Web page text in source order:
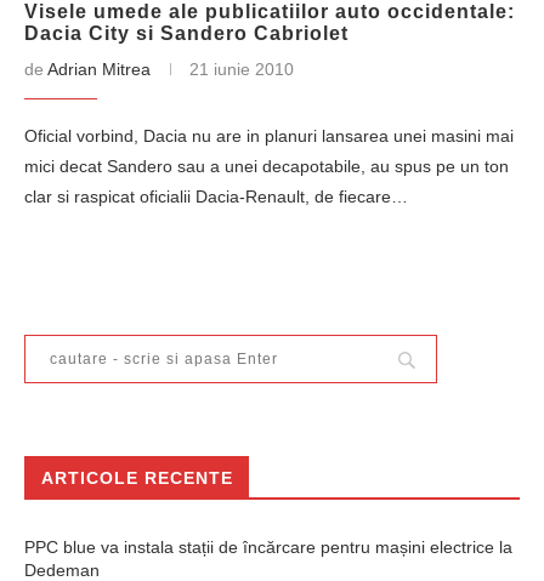
Visele umede ale publicatiilor auto occidentale:
Dacia City si Sandero Cabriolet
de Adrian Mitrea 21 iunie 2010
Oficial vorbind, Dacia nu are in planuri lansarea unei masini mai
mici decat Sandero sau a unei decapotabile, au spus pe un ton
clar si raspicat oficialii Dacia-Renault, de fiecare…
ARTICOLE RECENTE
PPC blue va instala stații de încărcare pentru mașini electrice la
Dedeman